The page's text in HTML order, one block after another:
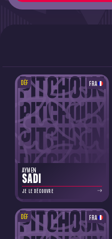
DÉF FRA
AYMEN
SADI
JE LE DÉCOUVRE
DÉF FRA